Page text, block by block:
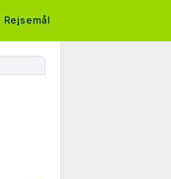
Rejsemål